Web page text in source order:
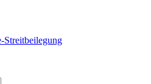
Streitbeilegung